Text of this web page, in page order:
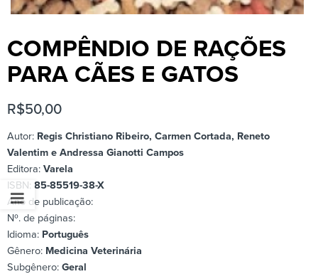
COMPÊNDIO DE RAÇÕES
PARA CÃES E GATOS
R$50,00
Autor: Regis Christiano Ribeiro, Carmen Cortada, Reneto
Valentim e Andressa Gianotti Campos
Editora: Varela
ISBN: 85-85519-38-X
Ano de publicação:
Nº. de páginas:
Idioma: Português
Gênero: Medicina Veterinária
Subgênero: Geral